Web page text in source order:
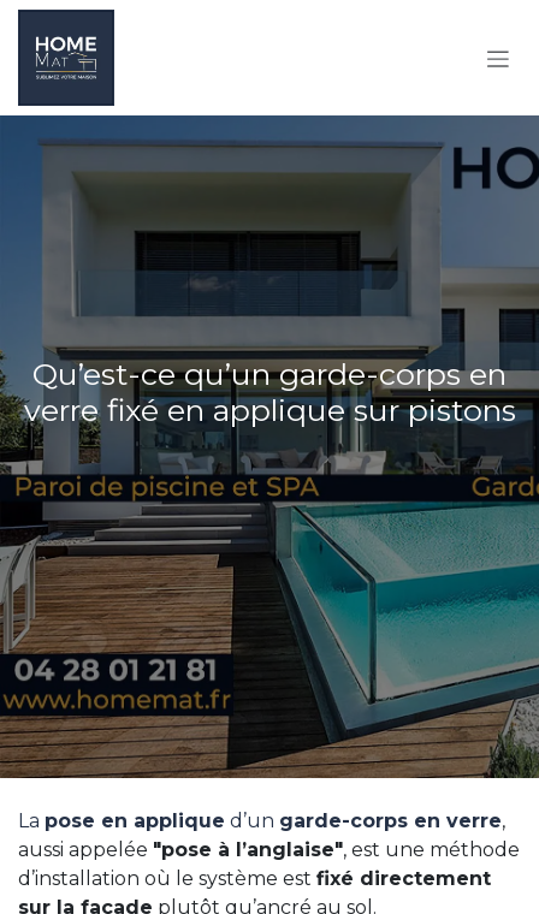
SE RENDRE AU CONTENU
Qu’est-ce qu’un garde-corps en
verre fixé en applique sur pistons
La pose en applique d’un garde-corps en verre,
aussi appelée "pose à l’anglaise", est une méthode
d’installation où le système est fixé directement
sur la façade plutôt qu’ancré au sol.